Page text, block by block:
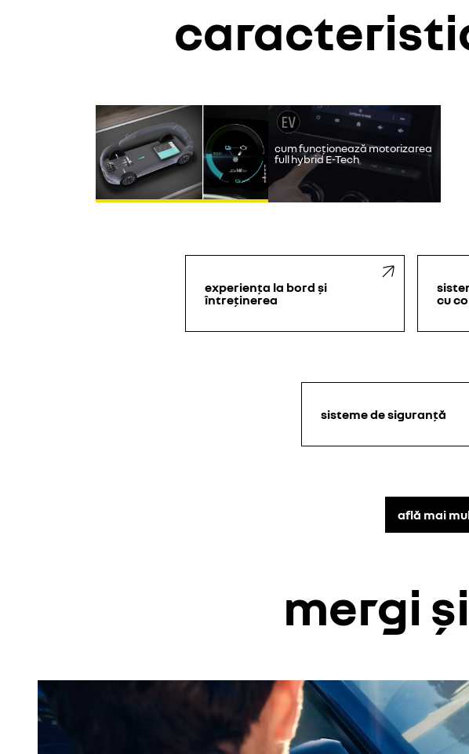
cum funcționează motorizarea
full hybrid E-Tech
experiența la bord și
întreținerea
cu
sisteme de siguranță
află mai
mergi